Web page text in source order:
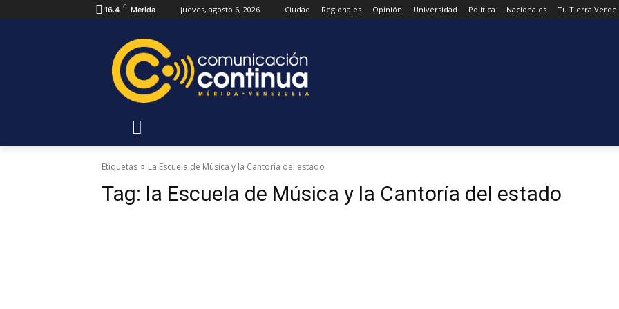
16.4 C Merida jueves, agosto 6, 2026 Ciudad Regionales Opinión Universidad Politica Nacionales Tu Tierra Verde
Etiquetas La Escuela de Música y la Cantoría del estado
Tag: la Escuela de Música y la Cantoría del estado